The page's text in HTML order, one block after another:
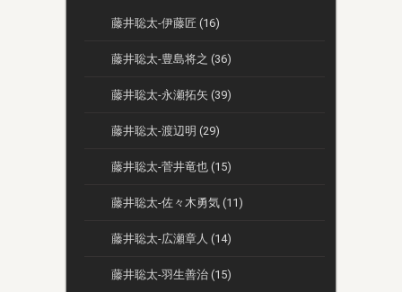
藤井聡太-伊藤匠 (16)
藤井聡太-豊島将之 (36)
藤井聡太-永瀬拓矢 (39)
藤井聡太-渡辺明 (29)
藤井聡太-菅井竜也 (15)
藤井聡太-佐々木勇気 (11)
藤井聡太-広瀬章人 (14)
藤井聡太-羽生善治 (15)